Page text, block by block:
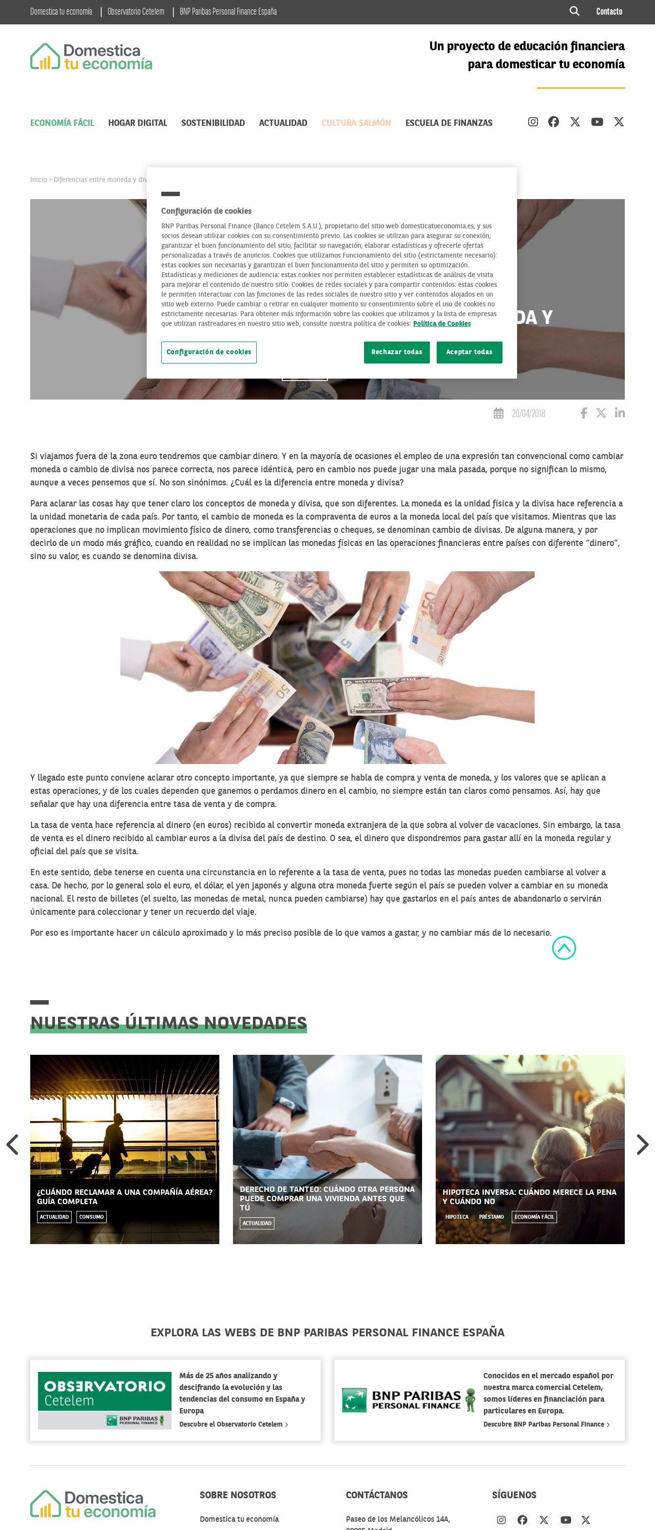
Domestica tu economía Observatorio Cetelem BNP Paribas Personal Finance España Contacto
Un proyecto de educación financiera
para domesticar tu economía
ECONOMÍA FÁCIL HOGAR DIGITAL SOSTENIBILIDAD ACTUALIDAD CULTURA SALMÓN ESCUELA DE FINANZAS
Inicio > Diferencias entre moneda y divisa
DIFERENCIAS ENTRE MONEDA Y
20/04/2018
Si viajamos fuera de la zona euro tendremos que cambiar dinero. Y en la mayoría de ocasiones el empleo de una expresión tan convencional como cambiar
moneda o cambio de divisa nos parece correcta, nos parece idéntica, pero en cambio nos puede jugar una mala pasada, porque no significan lo mismo,
aunque a veces pensemos que sí. No son sinónimos. ¿Cuál es la diferencia entre moneda y divisa?
Para aclarar las cosas hay que tener claro los conceptos de moneda y divisa, que son diferentes. La moneda es la unidad física y la divisa hace referencia a
la unidad monetaria de cada país. Por tanto, el cambio de moneda es la compraventa de euros a la moneda local del país que visitamos. Mientras que las
operaciones que no implican movimiento físico de dinero, como transferencias o cheques, se denominan cambio de divisas. De alguna manera, y por
decirlo de un modo más gráfico, cuando en realidad no se implican las monedas físicas en las operaciones financieras entre países con diferente “dinero”,
sino su valor, es cuando se denomina divisa.
Y llegado este punto conviene aclarar otro concepto importante, ya que siempre se habla de compra y venta de moneda, y los valores que se aplican a
estas operaciones, y de los cuales dependen que ganemos o perdamos dinero en el cambio, no siempre están tan claros como pensamos. Así, hay que
señalar que hay una diferencia entre tasa de venta y de compra.
La tasa de venta hace referencia al dinero (en euros) recibido al convertir moneda extranjera de la que sobra al volver de vacaciones. Sin embargo, la tasa
de venta es el dinero recibido al cambiar euros a la divisa del país de destino. O sea, el dinero que dispondremos para gastar allí en la moneda regular y
oficial del país que se visita.
En este sentido, debe tenerse en cuenta una circunstancia en lo referente a la tasa de venta, pues no todas las monedas pueden cambiarse al volver a
casa. De hecho, por lo general solo el euro, el dólar, el yen japonés y alguna otra moneda fuerte según el país se pueden volver a cambiar en su moneda
nacional. El resto de billetes (el suelto, las monedas de metal, nunca pueden cambiarse) hay que gastarlos en el país antes de abandonarlo o servirán
únicamente para coleccionar y tener un recuerdo del viaje.
Por eso es importante hacer un cálculo aproximado y lo más preciso posible de lo que vamos a gastar, y no cambiar más de lo necesario.
NUESTRAS ÚLTIMAS NOVEDADES
¿CUÁNDO RECLAMAR A UNA COMPAÑÍA AÉREA?
GUÍA COMPLETA
ACTUALIDAD CONSUMO
DERECHO DE TANTEO: CUÁNDO OTRA PERSONA
PUEDE COMPRAR UNA VIVIENDA ANTES QUE
TÚ
ACTUALIDAD
HIPOTECA INVERSA: CUÁNDO MERECE LA PENA
Y CUÁNDO NO
HIPOTECA PRÉSTAMO ECONOMÍA FÁCIL
EXPLORA LAS WEBS DE BNP PARIBAS PERSONAL FINANCE ESPAÑA
Más de 25 años analizando y
descifrando la evolución y las
tendencias del consumo en España y
Europa
Descubre el Observatorio Cetelem
Conocidos en el mercado español por
nuestra marca comercial Cetelem,
somos líderes en financiación para
particulares en Europa.
Descubre BNP Paribas Personal Finance
SOBRE NOSOTROS
Domestica tu economía
CONTÁCTANOS
Paseo de los Melancólicos 14A,
SÍGUENOS
Configuración de cookies
BNP Paribas Personal Finance (Banco Cetelem S.A.U.), propietario del sitio web domesticatueconomia.es, y sus
socios desean utilizar cookies con su consentimiento previo. Las cookies se utilizan para asegurar su conexión,
garantizar el buen funcionamiento del sitio, facilitar su navegación, elaborar estadísticas y ofrecerle ofertas
personalizadas a través de anuncios. Cookies que utilizamos Funcionamiento del sitio (estrictamente necesario):
estas cookies son necesarias y garantizan el buen funcionamiento del sitio y permiten su optimización.
Estadísticas y mediciones de audiencia: estas cookies nos permiten establecer estadísticas de análisis de visita
para mejorar el contenido de nuestro sitio. Cookies de redes sociales y para compartir contenidos: estas cookies
le permiten interactuar con las funciones de las redes sociales de nuestro sitio y ver contenidos alojados en un
sitio web externo. Puede cambiar o retirar en cualquier momento su consentimiento sobre el uso de cookies no
estrictamente necesarias. Para obtener más información sobre las cookies que utilizamos y la lista de empresas
que utilizan rastreadores en nuestro sitio web, consulte nuestra política de cookies:
Política de Cookies
Configuración de cookies Rechazar todas Aceptar todas